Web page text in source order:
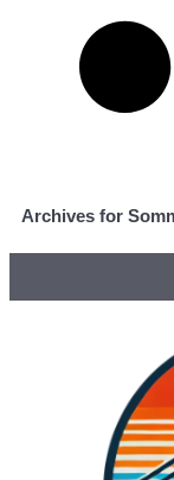
Archives for